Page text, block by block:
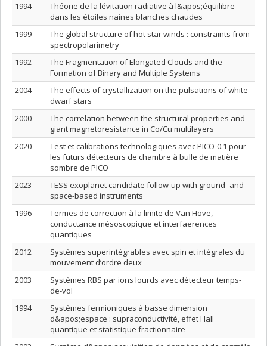
1994
Théorie de la lévitation radiative à l&apos;équilibre
dans les étoiles naines blanches chaudes
1999
The global structure of hot star winds : constraints from
spectropolarimetry
1992
The Fragmentation of Elongated Clouds and the
Formation of Binary and Multiple Systems
2004
The effects of crystallization on the pulsations of white
dwarf stars
2000
The correlation between the structural properties and
giant magnetoresistance in Co/Cu multilayers
2020
Test et calibrations technologiques avec PICO-0.1 pour
les futurs détecteurs de chambre à bulle de matière
sombre de PICO
2023
TESS exoplanet candidate follow-up with ground- and
space-based instruments
1996
Termes de correction à la limite de Van Hove,
conductance mésoscopique et interfaerences
quantiques
2012
Systèmes superintégrables avec spin et intégrales du
mouvement d’ordre deux
2003
Systèmes RBS par ions lourds avec détecteur temps-
de-vol
1994
Systèmes fermioniques à basse dimension
d&apos;espace : supraconductivité, effet Hall
quantique et statistique fractionnaire